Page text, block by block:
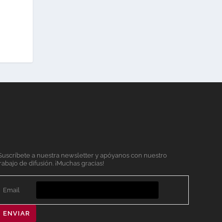
a nuestra newsletter y apóyanos con nuestro
de difusión. ¡Muchas gracias!
Email
ENVIAR